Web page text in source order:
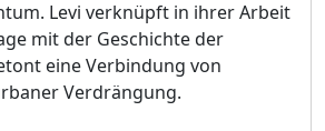
Levi verknüpft in ihrer Arbeit
mit der Geschichte der
eine Verbindung von
Verdrängung.